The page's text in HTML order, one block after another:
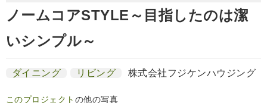
ノームコアSTYLE～目指したのは潔
いシンプル～
ダイニング リビング 株式会社フジケンハウジング
このプロジェクト の他の写真